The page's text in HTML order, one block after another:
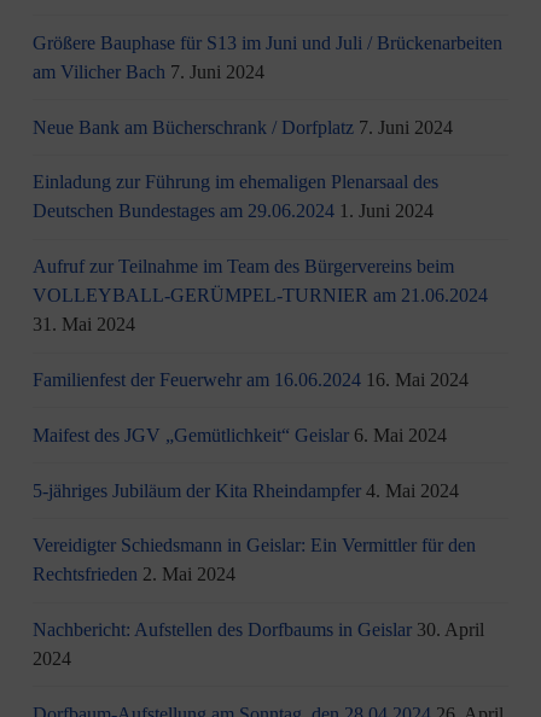
Größere Bauphase für S13 im Juni und Juli / Brü­cken­ar­bei­ten
am Vi­li­cher Bach 7. Juni 2024
Neue Bank am Bücherschrank / Dorfplatz 7. Juni 2024
Einladung zur Führung im ehemaligen Plenarsaal des
Deutschen Bundestages am 29.06.2024 1. Juni 2024
Aufruf zur Teilnahme im Team des Bürgervereins beim
VOLLEYBALL-GERÜMPEL-TURNIER am 21.06.2024
31. Mai 2024
Familienfest der Feuerwehr am 16.06.2024 16. Mai 2024
Maifest des JGV „Gemütlichkeit“ Geislar 6. Mai 2024
5-jähriges Jubiläum der Kita Rheindampfer 4. Mai 2024
Vereidigter Schiedsmann in Geislar: Ein Vermittler für den
Rechtsfrieden 2. Mai 2024
Nachbericht: Aufstellen des Dorfbaums in Geislar 30. April
2024